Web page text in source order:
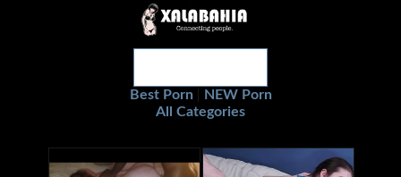
Best Porn
NEW Porn
All Categories